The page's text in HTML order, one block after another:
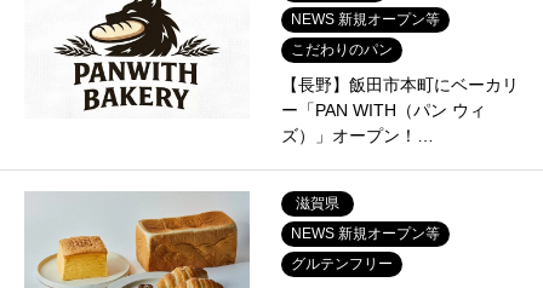
NEWS 新規オープン等
こだわりのパン
【長野】飯田市本町にベーカリ
ー「PAN WITH（パン ウィ
ズ）」オープン！…
滋賀県
NEWS 新規オープン等
グルテンフリー